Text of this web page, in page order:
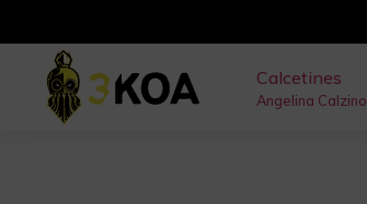
Calcetines
Angelina Calzino